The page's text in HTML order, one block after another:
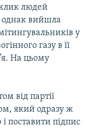
людей
вийшла
у
газу в її
На цьому
від партії
який одразу ж
поставити підпис